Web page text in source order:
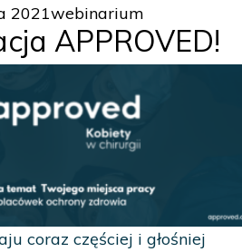
2021Kategorie
webinarium
APPROVED!
coraz częściej i głośniej